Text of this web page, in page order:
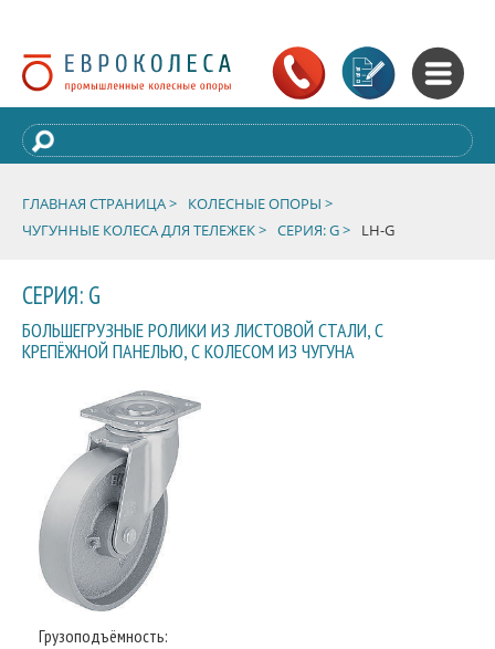
ГЛАВНАЯ СТРАНИЦА >
КОЛЕСНЫЕ ОПОРЫ >
ЧУГУННЫЕ КОЛЕСА ДЛЯ ТЕЛЕЖЕК > СЕРИЯ: G > LH-G
СЕРИЯ: G
БОЛЬШЕГРУЗНЫЕ РОЛИКИ ИЗ ЛИСТОВОЙ СТАЛИ, С
КРЕПЁЖНОЙ ПАНЕЛЬЮ, С КОЛЕСОМ ИЗ ЧУГУНА
Грузоподъёмность: